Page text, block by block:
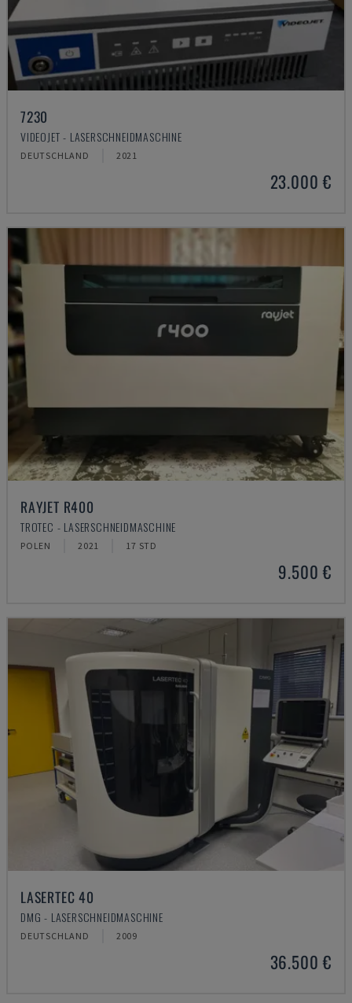
7230
VIDEOJET - LASERSCHNEIDMASCHINE
DEUTSCHLAND 2021
23.000 €
RAYJET R400
TROTEC - LASERSCHNEIDMASCHINE
POLEN 2021 17 STD
9.500 €
LASERTEC 40
DMG - LASERSCHNEIDMASCHINE
DEUTSCHLAND 2009
36.500 €